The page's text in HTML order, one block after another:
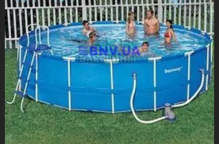
Главная КАТАЛОГ ТОВАРОВ/ ДРУГОЕ
Сборные
бассейны
/ Каркасный круглый 5.49х1.22
Каркасный круглый
5.49х1.22